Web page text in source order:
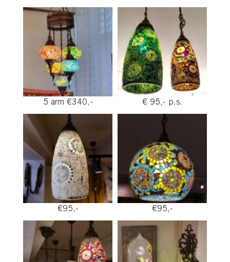
5 arm €340,- € 95,- p.s.
€95,- €95,-